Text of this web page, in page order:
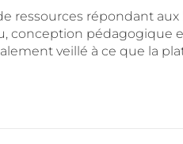
ressources répondant
conception pédagogique
veillé à ce que la